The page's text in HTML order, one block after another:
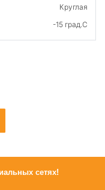
Круглая
-15 град.C
сетях!